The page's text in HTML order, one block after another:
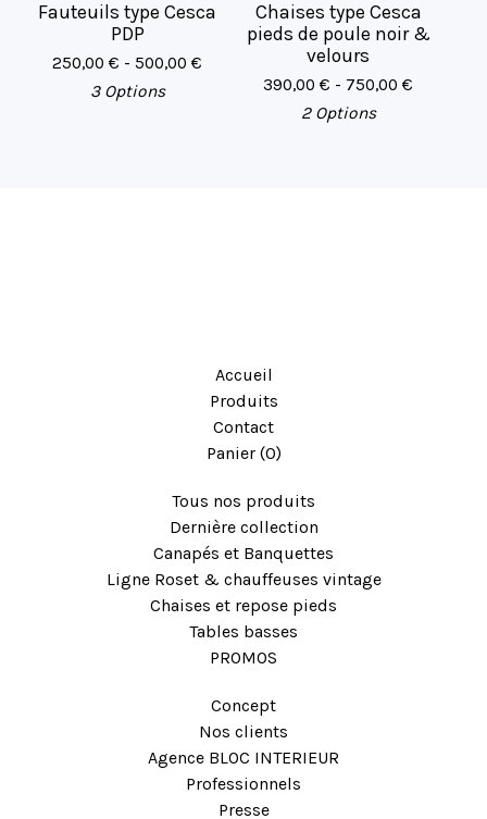
Fauteuils type Cesca
PDP
250,00 € - 500,00 €
3 Options
Chaises type Cesca
pieds de poule noir &
velours
390,00 € - 750,00 €
2 Options
Accueil
Produits
Contact
Panier (0)
Tous nos produits
Dernière collection
Canapés et Banquettes
Ligne Roset & chauffeuses vintage
Chaises et repose pieds
Tables basses
PROMOS
Concept
Nos clients
Agence BLOC INTERIEUR
Professionnels
Presse